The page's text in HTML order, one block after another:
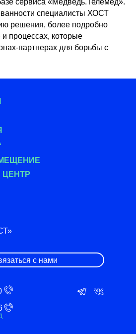
сервиса «Медведь.Телемед».
специалисты ХОСТ
решения, более подробно
и процессах, которые
партнерах для борьбы с
с нами